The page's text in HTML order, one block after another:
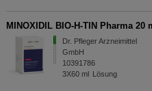
MINOXIDIL BIO-H-TIN Pharma 20
Dr. Pfleger Arzneimittel
GmbH
10391786
3X60 ml Lösung